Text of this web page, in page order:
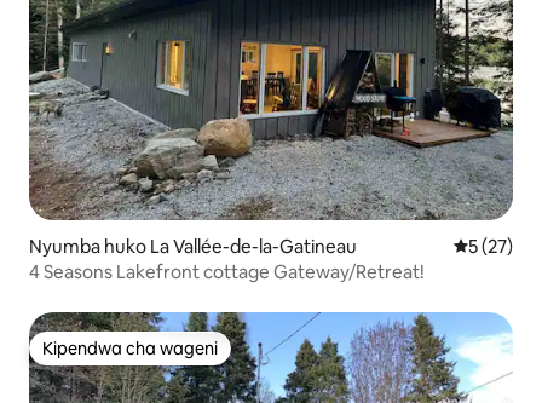
Nyumba huko La Vallée-de-la-Gatineau Ukadiriaji
5 (27)
4 Seasons Lakefront cottage Gateway/Retreat!
Kipendwa cha wageni
Kipendwa cha wageni